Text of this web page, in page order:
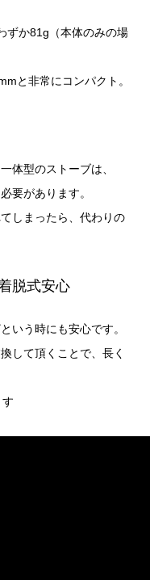
ずか81g（本体のみの場
と非常にコンパクト。
体型のストーブは、
要があります。
しまったら、代わりの
脱式安心
いう時にも安心です。
して頂くことで、長く